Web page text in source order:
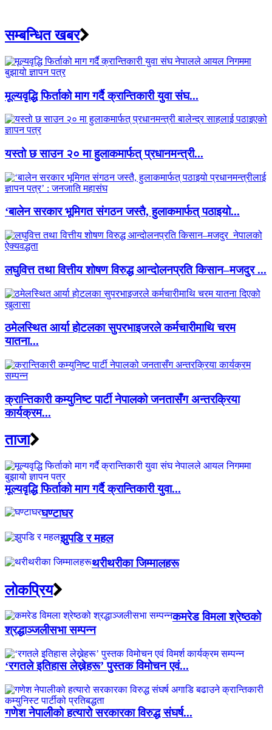
सम्बन्धित खबर
मूल्यवृद्धि फिर्ताको माग गर्दै क्रान्तिकारी युवा संघ...
यस्तो छ साउन २० मा हुलाकमार्फत् प्रधानमन्त्री...
‘बालेन सरकार भूमिगत संगठन जस्तै, हुलाकमार्फत् पठाइयो...
लघुवित्त तथा वित्तीय शोषण विरुद्ध आन्दोलनप्रति किसान–मजदुर ...
ठमेलस्थित आर्या होटलका सुपरभाइजरले कर्मचारीमाथि चरम
यातना...
क्रान्तिकारी कम्युनिष्ट पार्टी नेपालको जनतासँग अन्तरक्रिया
कार्यक्रम...
ताजा
मूल्यवृद्धि फिर्ताको माग गर्दै क्रान्तिकारी युवा...
घण्टाघर
झुपडि र महल
थरीथरीका जिम्मालहरू
लाेकप्रिय
कमरेड विमला श्रेष्ठको
श्रद्धाञ्जलीसभा सम्पन्न
‘रगतले इतिहास लेख्नेहरू’ पुस्तक विमोचन एवं...
गणेश नेपालीको हत्यारो सरकारका विरुद्ध संघर्ष...